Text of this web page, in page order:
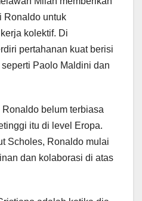
Ronaldo untuk
kolektif. Di
pertahanan kuat berisi
Paolo Maldini dan
belum terbiasa
itu di level Eropa.
Scholes, Ronaldo mulai
dan kolaborasi di atas